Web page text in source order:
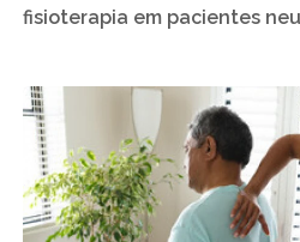
fisioterapia em pacientes